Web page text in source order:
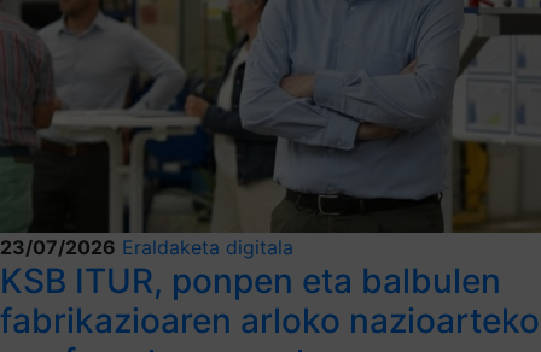
23/07/2026 Eraldaketa digitala
KSB ITUR, ponpen eta balbulen
fabrikazioaren arloko nazioarteko